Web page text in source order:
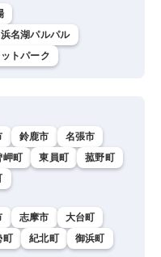
浜名湖パルパル
トパーク
鈴鹿市
名張市
岬町 東員町
菰野町
志摩市
大台町
町 紀北町
御浜町